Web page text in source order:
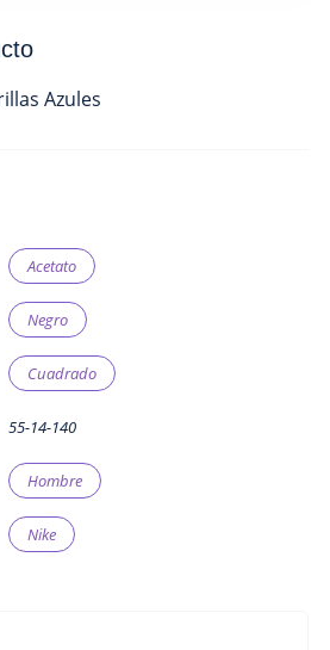
Azules
Acetato
Negro
Cuadrado
55-14-140
Hombre
Nike